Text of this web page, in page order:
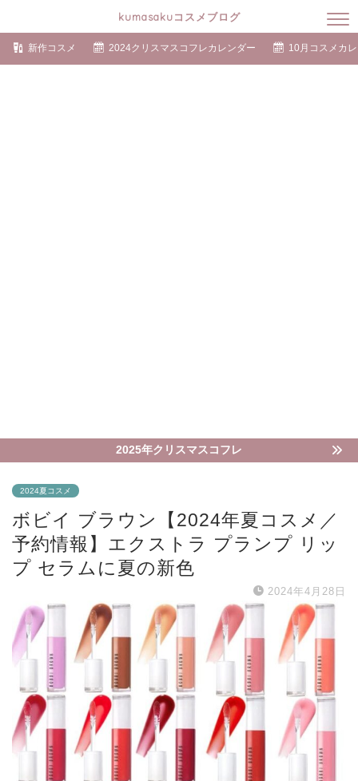
kumasakuコスメブログ
新作コスメ 2024クリスマスコフレカレンダー 10月コスメカ
2025年クリスマスコフレ
2024夏コスメ
ボビイ ブラウン【2024年夏コスメ／
予約情報】エクストラ プランプ リッ
プ セラムに夏の新色
2024年4月28日